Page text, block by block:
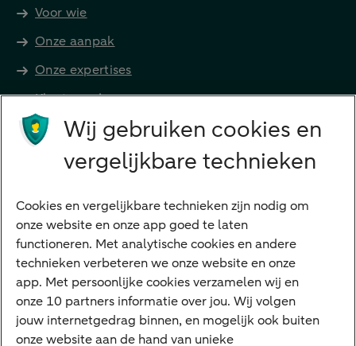
Voor wie
Onze aanpak
Onze expertises
Klant worden
Producten
Betalen
Sparen
Meest gezocht
Jaaroverzicht
Machtiging
Wij gebruiken cookies en
vergelijkbare technieken
Cookies en vergelijkbare technieken zijn nodig om
onze website en onze app goed te laten
functioneren. Met analytische cookies en andere
technieken verbeteren we onze website en onze
app. Met persoonlijke cookies verzamelen wij en
onze 10 partners informatie over jou. Wij volgen
jouw internetgedrag binnen, en mogelijk ook buiten
onze website aan de hand van unieke